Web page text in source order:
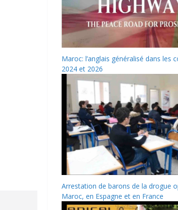
Maroc: l’anglais généralisé dans les
2024 et 2026
Arrestation de barons de la drogue
Maroc, en Espagne et en France